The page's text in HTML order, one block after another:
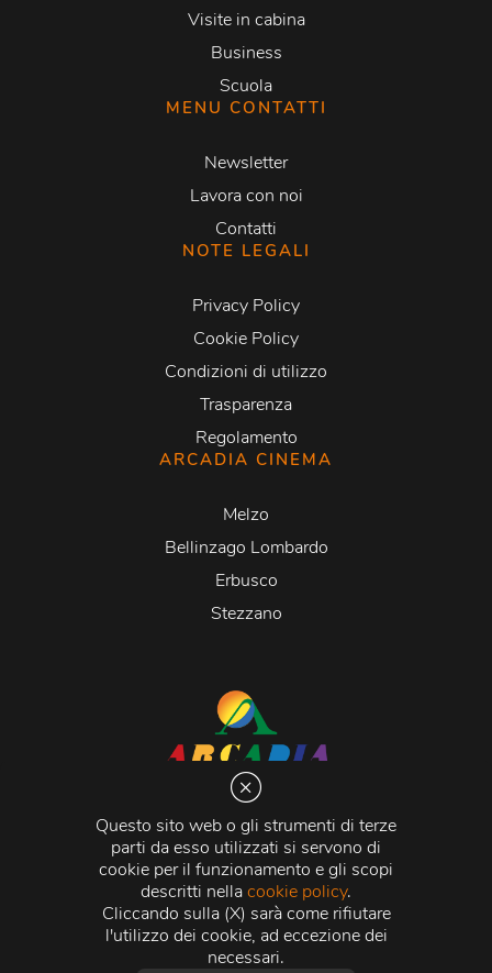
Questo sito web o gli strumenti di terze
parti da esso utilizzati si servono di
cookie per il funzionamento e gli scopi
descritti nellacookie policy.
Cliccando sulla (X) sarà come rifiutare
l'utilizzo dei cookie, ad eccezione dei
necessari.
Visite in cabina
Business
Scuola
MENU CONTATTI
Newsletter
Lavora con noi
Contatti
NOTE LEGALI
Privacy Policy
Cookie Policy
Condizioni di utilizzo
Trasparenza
Regolamento
ARCADIA CINEMA
Melzo
Bellinzago Lombardo
Erbusco
Stezzano
Via Martiri della Libertà 20066 Melzo (MI)
C.C.I.A.A. - R.E.A di Milano n. 1427910
Registro delle Imprese di Milano n. 338392 -
Fiscale e Partita Iva11015840157 | Capitale Sociale
500.000,00 i.v.
Credits:Crea Informatica S.r.l. 2026 © Tutti i diritti
riservati.